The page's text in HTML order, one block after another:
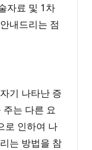
자료 및 1차
내드리는 점
기 나타난 증
는 다른 요
로 인하여 나
는 방법을 참